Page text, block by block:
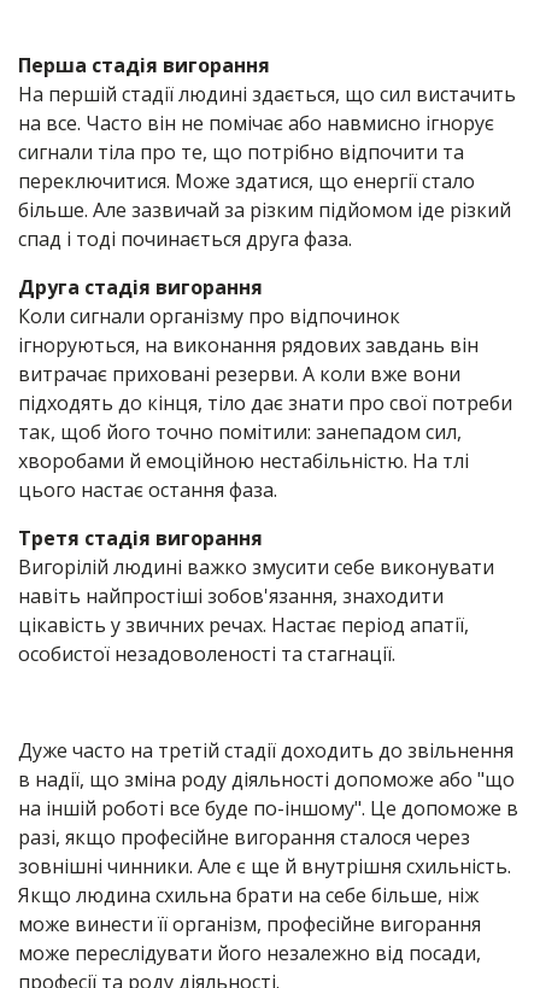
Перша стадія вигорання
На першій стадії людині здається, що сил вистачить
на все. Часто він не помічає або навмисно ігнорує
сигнали тіла про те, що потрібно відпочити та
переключитися. Може здатися, що енергії стало
більше. Але зазвичай за різким підйомом іде різкий
спад і тоді починається друга фаза.
Друга стадія вигорання
Коли сигнали організму про відпочинок
ігноруються, на виконання рядових завдань він
витрачає приховані резерви. А коли вже вони
підходять до кінця, тіло дає знати про свої потреби
так, щоб його точно помітили: занепадом сил,
хворобами й емоційною нестабільністю. На тлі
цього настає остання фаза.
Третя стадія вигорання
Вигорілій людині важко змусити себе виконувати
навіть найпростіші зобов'язання, знаходити
цікавість у звичних речах. Настає період апатії,
особистої незадоволеності та стагнації.
Дуже часто на третій стадії доходить до звільнення
в надії, що зміна роду діяльності допоможе або "що
на іншій роботі все буде по-іншому". Це допоможе в
разі, якщо професійне вигорання сталося через
зовнішні чинники. Але є ще й внутрішня схильність.
Якщо людина схильна брати на себе більше, ніж
може винести її організм, професійне вигорання
може переслідувати його незалежно від посади,
професії та роду діяльності.